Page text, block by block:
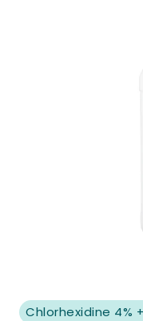
Chlorhexidine 4%